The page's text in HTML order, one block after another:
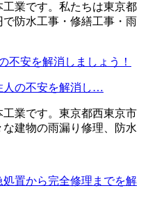
業です。私たちは東京都
防水工事・修繕工事・雨
人の不安を解消し…
業です。東京都西東京市
建物の雨漏り修理、防水
置から完全修理までを解